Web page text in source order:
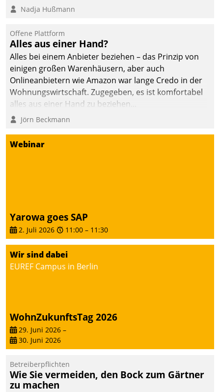
Nadja Hußmann
Offene Plattform
Alles aus einer Hand?
Alles bei einem Anbieter beziehen – das Prinzip von
einigen großen Warenhäusern, aber auch
Onlineanbietern wie Amazon war lange Credo in der
Wohnungswirtschaft. Zugegeben, es ist komfortabel
alles aus einer Hand zu beziehen...
Jörn Beckmann
Webinar
Yarowa goes SAP
2. Juli 2026 11:00 – 11:30
Wir sind dabei
EUREF Campus in Berlin
WohnZukunftsTag 2026
29. Juni 2026 –
30. Juni 2026
Betreiberpflichten
Wie Sie vermeiden, den Bock zum Gärtner
zu machen